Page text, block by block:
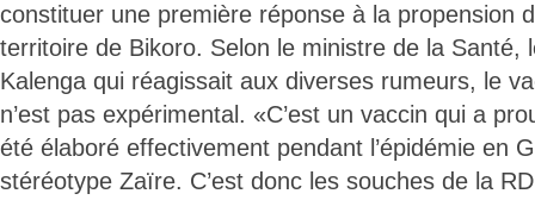
constituer une première réponse à la propension
territoire de Bikoro. Selon le ministre de la Santé,
Kalenga qui réagissait aux diverses rumeurs, le
n’est pas expérimental. «C’est un vaccin qui a
été élaboré effectivement pendant l’épidémie en
stéréotype Zaïre. C’est donc les souches de la